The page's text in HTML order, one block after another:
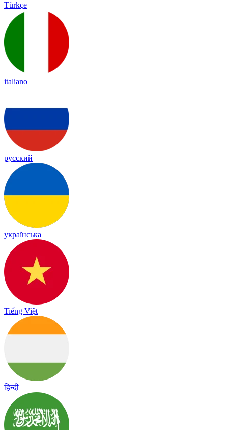
Türkçe
italiano
русский
українська
Tiếng Việt
हिन्दी